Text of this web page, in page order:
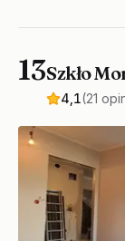
13Szkło
4,1(21